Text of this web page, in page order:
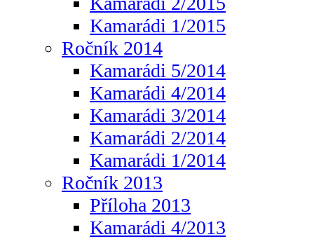
Kamarádi 1/2015
Ročník 2014
Kamarádi 5/2014
Kamarádi 4/2014
Kamarádi 3/2014
Kamarádi 2/2014
Kamarádi 1/2014
Ročník 2013
Příloha 2013
Kamarádi 4/2013